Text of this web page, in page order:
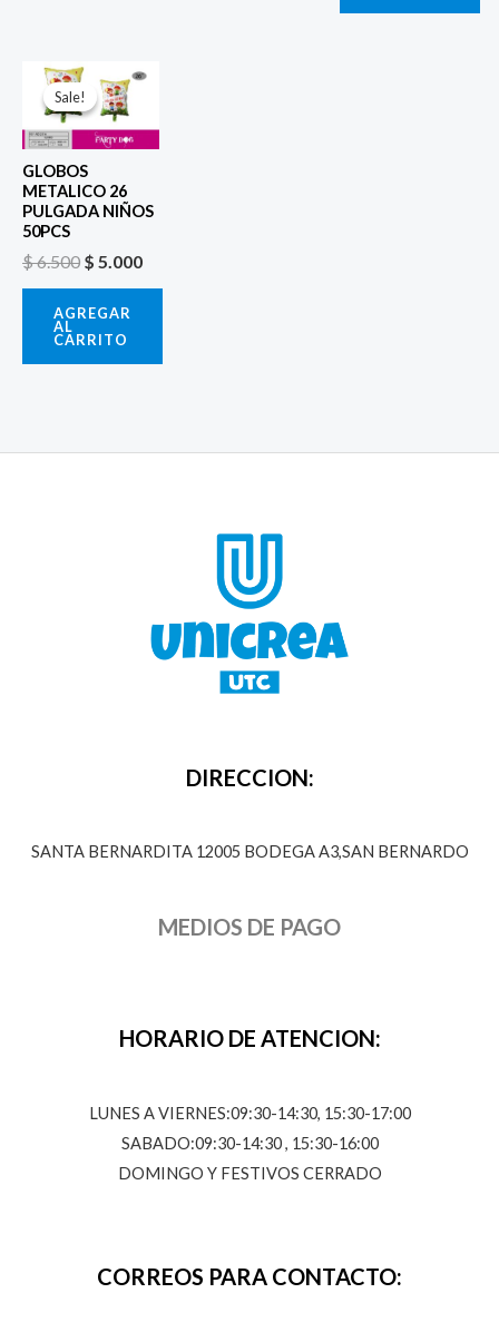
Sale!
Sale!
GLOBOS
METALICO 26
PULGADA NIÑOS
50PCS
$6.500
El
precio
original
era:
$ 6.500.
$ 5.000
El
AGREGAR
AL
CARRITO
DIRECCION:
SANTA BERNARDITA 12005 BODEGA A3,SAN BERNARDO
MEDIOS DE PAGO
HORARIO DE ATENCION:
LUNES A VIERNES:09:30-14:30, 15:30-17:00
SABADO:09:30-14:30 , 15:30-16:00
DOMINGO Y FESTIVOS CERRADO
CORREOS PARA CONTACTO: